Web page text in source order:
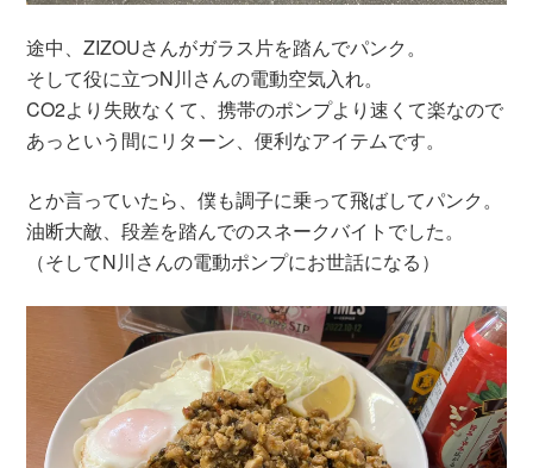
途中、ZIZOUさんがガラス片を踏んでパンク。
そして役に立つN川さんの電動空気入れ。
CO2より失敗なくて、携帯のポンプより速くて楽なので
あっという間にリターン、便利なアイテムです。
とか言っていたら、僕も調子に乗って飛ばしてパンク。
油断大敵、段差を踏んでのスネークバイトでした。
（そしてN川さんの電動ポンプにお世話になる）